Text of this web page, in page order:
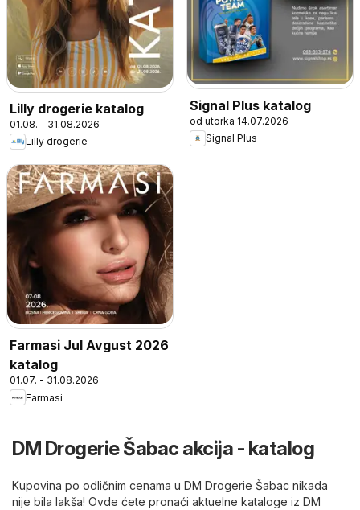
Lilly drogerie katalog
01.08. - 31.08.2026
Lilly drogerie
Signal Plus katalog
od utorka 14.07.2026
Signal Plus
Farmasi Jul Avgust 2026
katalog
01.07. - 31.08.2026
Farmasi
DM Drogerie Šabac akcija - katalog
Kupovina po odličnim cenama u DM Drogerie Šabac nikada
nije bila lakša! Ovde ćete pronaći aktuelne kataloge iz DM